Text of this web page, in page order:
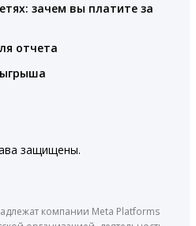
зачем вы платите за
отчета
защищены.
компании Meta Platforms